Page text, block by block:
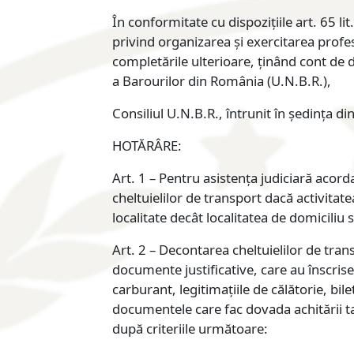
În conformitate cu dispozițiile art. 65
privind organizarea și exercitarea
completările ulterioare, ținând cont de
a Barourilor din România (U.N.B.R.),
Consiliul U.N.B.R., întrunit în ședința
HOTĂRÂRE:
Art. 1 – Pentru asistența judiciară
cheltuielilor de transport dacă
localitate decât localitatea de domiciliu
Art. 2 – Decontarea cheltuielilor de
documente justificative, care au
carburant, legitimațiile de călătorie,
documentele care fac dovada achitării
după criteriile următoare: